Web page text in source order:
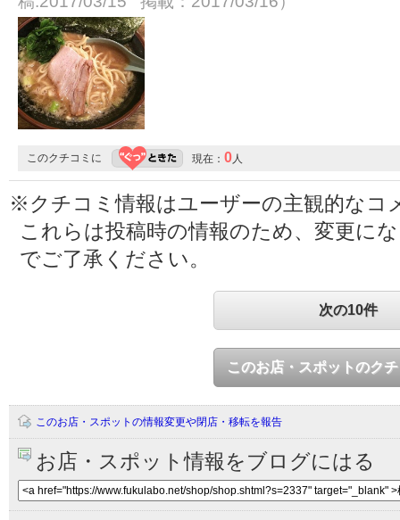
このクチコミに 現在： 0人
※クチコミ情報はユーザーの主観的なコ
これらは投稿時の情報のため、変更に
でご了承ください。
次の10件
このお店・スポットのク
このお店・スポットの情報変更や閉店・移転を報告
お店・スポット情報をブログにはる